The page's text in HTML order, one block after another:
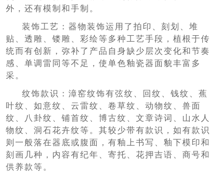
外，还有模制和手制。
装饰工艺：器物装饰运用了拍印、刻划、堆
贴、透雕、镂雕、彩绘等多种工艺手段，植根于传
统而有创新，弥补了产品自身缺少层次变化和节奏
感、单调雷同等不足，使单色釉瓷器面貌丰富多
采。
纹饰款识：漳窑纹饰有弦纹、回纹、钱纹、蕉
叶纹、如意纹、云雷纹、卷草纹、动物纹、兽面
纹、八卦纹、铺首纹、博古纹、文章诗词、山水人
物纹、洞石花卉纹等。其较少带有款识，如有款识
则一般落在器底或腹面，有釉上书写、釉下模印和
刻画几种，内容有纪年、寄托、花押吉语、商号和
供养款等。